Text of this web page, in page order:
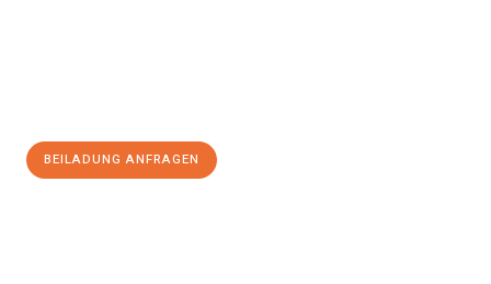
BEILADUNG ANFRAGEN